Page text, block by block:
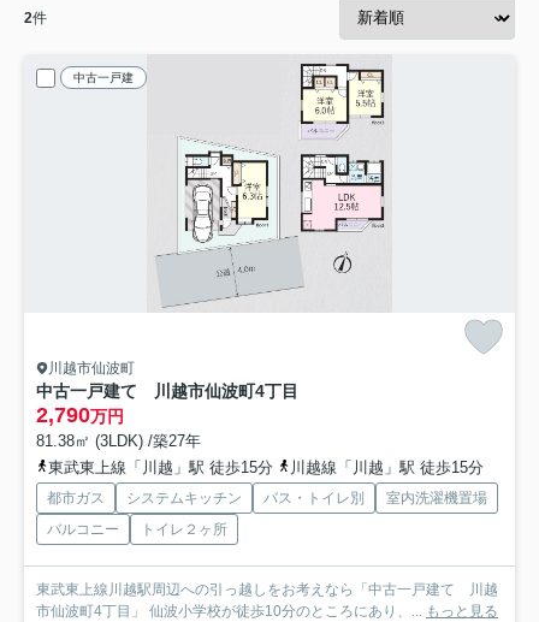
2件
中古一戸建
川越市仙波町
中古一戸建て 川越市仙波町4丁目
2,790万円
81.38㎡ (3LDK) /築27年
東武東上線「川越」駅 徒歩15分
川越線「川越」駅 徒歩15分
都市ガス システムキッチン バス・トイレ別
室内洗濯機置場
バルコニー
トイレ２ヶ所
東武東上線川越駅周辺への引っ越しをお考えなら「中古一戸建て 川越
市仙波町4丁目」 仙波小学校が徒歩10分のところにあり、... もっと見る